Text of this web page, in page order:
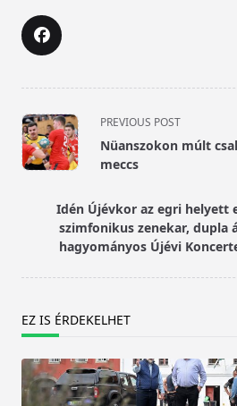
<span
class="nav-
subtitle
reader-
text">Page</span>
PREVIOUS POST
Nüanszokon múlt
meccs
Idén Újévkor az egri helyett
szimfonikus zenekar, dupla
hagyományos Újévi
EZ IS ÉRDEKELHET